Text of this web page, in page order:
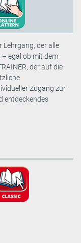
Lehrgang, der alle
egal ob mit dem
der auf die
Zugang zur
entdeckendes